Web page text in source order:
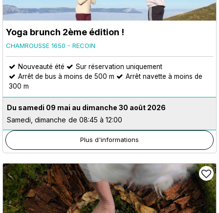
Yoga brunch 2ème édition !
CHAMROUSSE 1650 - RECOIN
Nouveauté été
Sur réservation uniquement
Arrêt de bus à moins de 500 m
Arrêt navette à moins de
300 m
Du samedi 09 mai au dimanche 30 août 2026
Samedi, dimanche de 08:45 à 12:00
Plus d'informations